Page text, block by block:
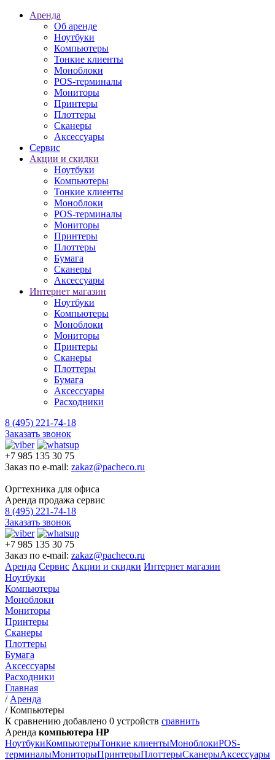
Аренда
Об аренде
Ноутбуки
Компьютеры
Тонкие клиенты
Моноблоки
POS-терминалы
Мониторы
Принтеры
Плоттеры
Сканеры
Аксессуары
Сервис
Акции и скидки
Ноутбуки
Компьютеры
Тонкие клиенты
Моноблоки
POS-терминалы
Мониторы
Принтеры
Плоттеры
Бумага
Сканеры
Аксессуары
Интернет магазин
Ноутбуки
Компьютеры
Моноблоки
Мониторы
Принтеры
Сканеры
Плоттеры
Бумага
Аксессуары
Расходники
8 (495) 221-74-18
Заказать звонок
+7 985 135 30 75
Заказ по e-mail: zakaz@pacheco.ru
Оргтехника для офиса
Аренда продажа сервис
8 (495) 221-74-18
Заказать звонок
+7 985 135 30 75
Заказ по e-mail: zakaz@pacheco.ru
Аренда Сервис Акции и скидки Интернет магазин
Ноутбуки
Компьютеры
Моноблоки
Мониторы
Принтеры
Сканеры
Плоттеры
Бумага
Аксессуары
Расходники
Главная
/ Аренда
/Компьютеры
К сравнению добавлено 0 устройств сравнить
Аренда компьютера HP
НоутбукиКомпьютерыТонкие клиентыМоноблокиPOS-
терминалыМониторыПринтерыПлоттерыСканерыАксессуары